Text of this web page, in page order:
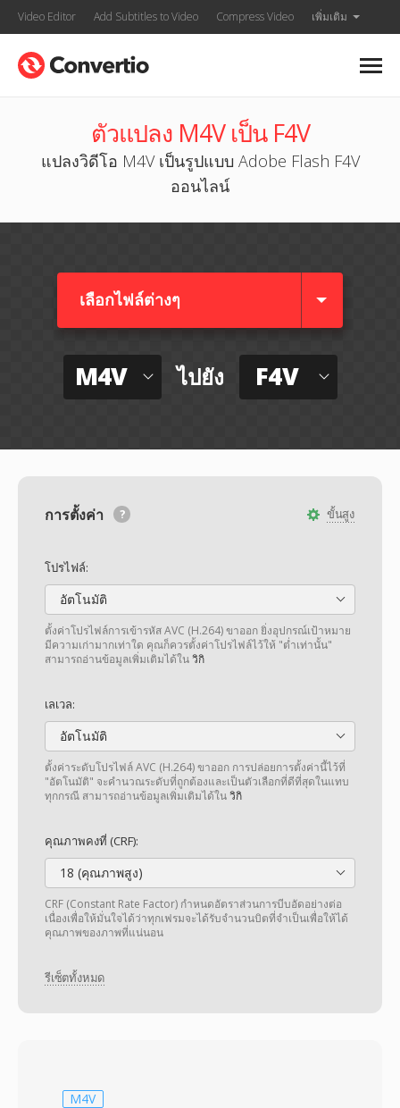
Video Editor Add Subtitles to Video Compress Video เพิ่มเติม
ตัวแปลง M4V เป็น F4V
แปลงวิดีโอ M4V เป็นรูปแบบ Adobe Flash F4V
ออนไลน์
เลือกไฟล์ต่างๆ​
M4V ไปยัง F4V
ขั้นสูง
การตั้งค่า
โปรไฟล์:
อัตโนมัติ
ตั้งค่าโปรไฟล์การเข้ารหัส AVC (H.264) ขาออก ยิ่งอุปกรณ์เป้าหมาย
มีความเก่ามากเท่าใด คุณก็ควรตั้งค่าโปรไฟล์ไว้ให้ "ต่ำเท่านั้น"
สามารถอ่านข้อมูลเพิ่มเติมได้ในวิกิ
เลเวล:
อัตโนมัติ
ตั้งค่าระดับโปรไฟล์ AVC (H.264) ขาออก การปล่อยการตั้งค่านี้ไว้ที่
"อัตโนมัติ" จะคำนวณระดับที่ถูกต้องและเป็นตัวเลือกที่ดีที่สุดในแทบ
ทุกกรณี สามารถอ่านข้อมูลเพิ่มเติมได้ในวิกิ
คุณภาพคงที่ (CRF):
18 (คุณภาพสูง)
CRF (Constant Rate Factor) กำหนดอัตราส่วนการบีบอัดอย่างต่อ
เนื่องเพื่อให้มั่นใจได้ว่าทุกเฟรมจะได้รับจำนวนบิตที่จำเป็นเพื่อให้ได้
คุณภาพของภาพที่แน่นอน
รีเซ็ตทั้งหมด
M4V